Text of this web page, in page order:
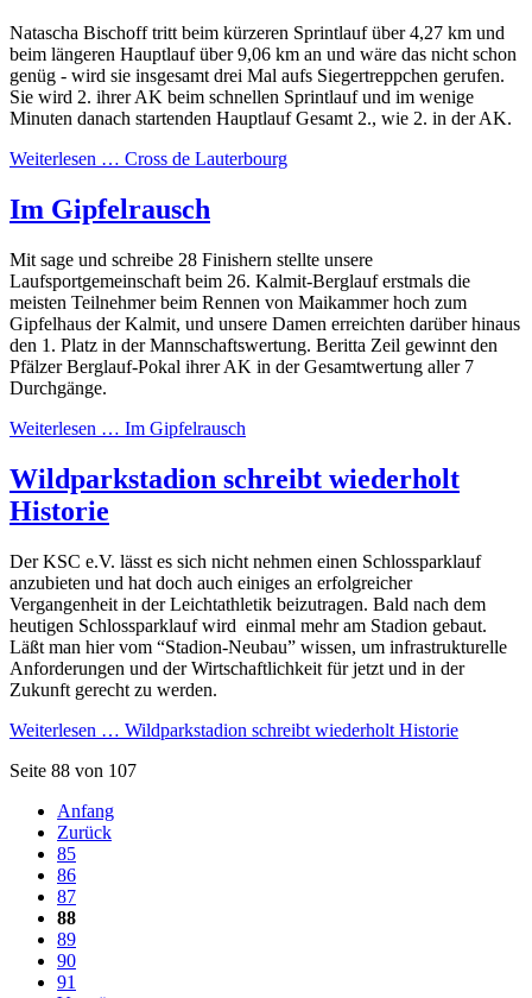
Natascha Bischoff tritt beim kürzeren Sprintlauf über 4,27 km und
beim längeren Hauptlauf über 9,06 km an und wäre das nicht schon
genüg - wird sie insgesamt drei Mal aufs Siegertreppchen gerufen.
Sie wird 2. ihrer AK beim schnellen Sprintlauf und im wenige
Minuten danach startenden Hauptlauf Gesamt 2., wie 2. in der AK.
Weiterlesen … Cross de Lauterbourg
Im Gipfelrausch
Mit sage und schreibe 28 Finishern stellte unsere
Laufsportgemeinschaft beim 26. Kalmit-Berglauf erstmals die
meisten Teilnehmer beim Rennen von Maikammer hoch zum
Gipfelhaus der Kalmit, und unsere Damen erreichten darüber hinaus
den 1. Platz in der Mannschaftswertung. Beritta Zeil gewinnt den
Pfälzer Berglauf-Pokal ihrer AK in der Gesamtwertung aller 7
Durchgänge.
Weiterlesen … Im Gipfelrausch
Wildparkstadion schreibt wiederholt
Historie
Der KSC e.V. lässt es sich nicht nehmen einen Schlossparklauf
anzubieten und hat doch auch einiges an erfolgreicher
Vergangenheit in der Leichtathletik beizutragen. Bald nach dem
heutigen Schlossparklauf wird einmal mehr am Stadion gebaut.
Läßt man hier vom “Stadion-Neubau” wissen, um infrastrukturelle
Anforderungen und der Wirtschaftlichkeit für jetzt und in der
Zukunft gerecht zu werden.
Weiterlesen … Wildparkstadion schreibt wiederholt Historie
Seite 88 von 107
Anfang
Zurück
85
86
87
88
89
90
91